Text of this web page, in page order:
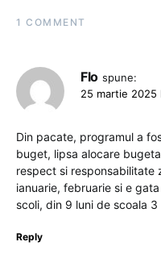
1 COMMENT
Flo spune:
25 martie 2025
Din pacate, programul a
buget, lipsa alocare
respect si responsabilitate
ianuarie, februarie si e
scoli, din 9 luni de scoala
Reply